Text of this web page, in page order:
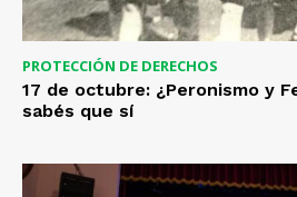
PROTECCIÓN DE DERECHOS
17 de octubre: ¿Peronismo y
sabés que sí